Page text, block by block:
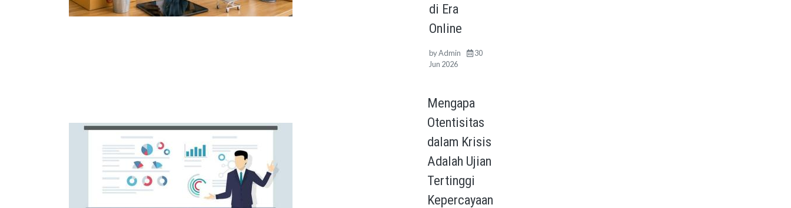
di Era
Online
byAdmin
30
Jun 2026
Mengapa
Otentisitas
dalam Krisis
Adalah Ujian
Tertinggi
Kepercayaan